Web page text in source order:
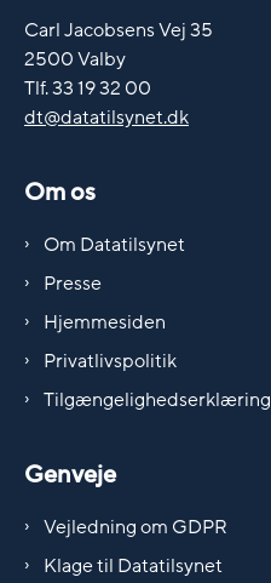
Carl Jacobsens Vej 35
2500 Valby
Tlf. 33 19 32 00
dt@datatilsynet.dk
Om os
Om Datatilsynet
Presse
Hjemmesiden
Privatlivspolitik
Tilgængelighedserklæring
Genveje
Vejledning om GDPR
Klage til Datatilsynet